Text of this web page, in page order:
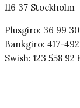
116 37 Stockholm
Plusgiro: 36 99
Bankgiro: 417-
Swish: 123 558 92